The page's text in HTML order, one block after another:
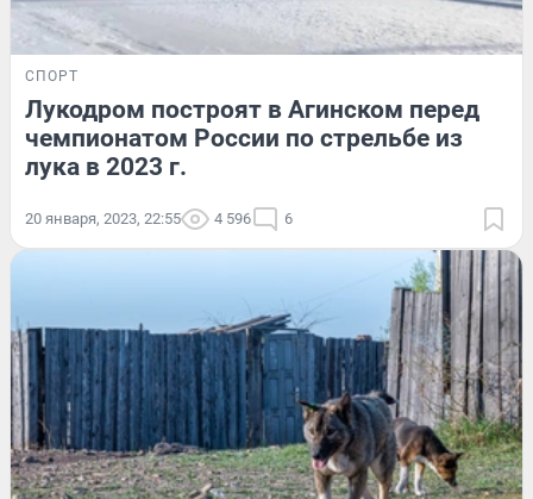
СПОРТ
Лукодром построят в Агинском перед
чемпионатом России по стрельбе из
лука в 2023 г.
20 января, 2023, 22:55 4 596 6